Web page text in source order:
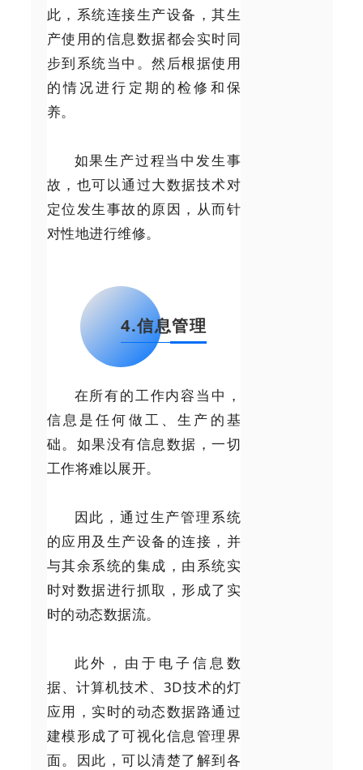
此，系统连接生产设备，其生
产使用的信息数据都会实时同
步到系统当中。然后根据使用
的情况进行定期的检修和保
养。
如果生产过程当中发生事
故，也可以通过大数据技术对
定位发生事故的原因，从而针
对性地进行维修。
4.信息管理
在所有的工作内容当中，
信息是任何做工、生产的基
础。如果没有信息数据，一切
工作将难以展开。
因此，通过生产管理系统
的应用及生产设备的连接，并
与其余系统的集成，由系统实
时对数据进行抓取，形成了实
时的动态数据流。
此外，由于电子信息数
据、计算机技术、3D技术的灯
应用，实时的动态数据路通过
建模形成了可视化信息管理界
面。因此，可以清楚了解到各